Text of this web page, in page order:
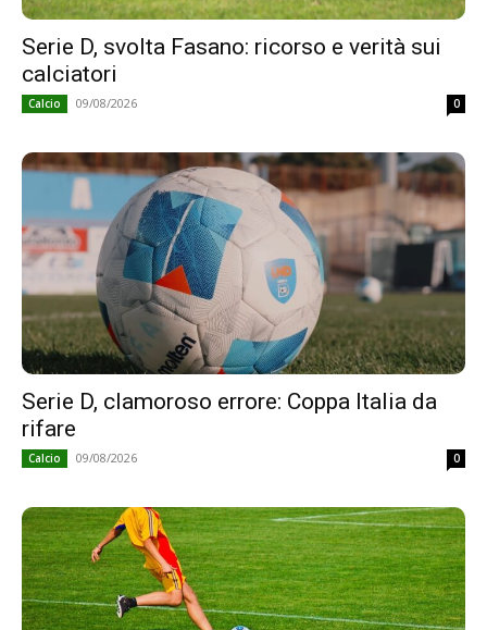
Serie D, svolta Fasano: ricorso e verità sui
calciatori
Calcio 09/08/2026 0
Serie D, clamoroso errore: Coppa Italia da
rifare
Calcio 09/08/2026 0